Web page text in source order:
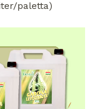
paletta)